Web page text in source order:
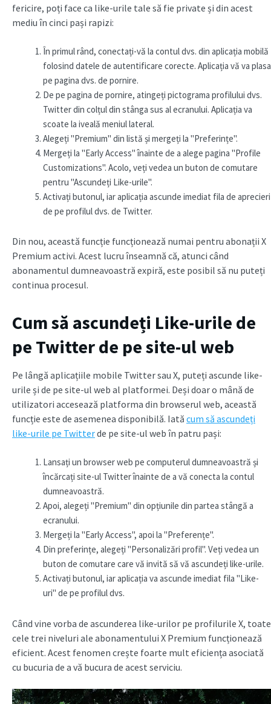
fericire, poți face ca like-urile tale să fie private și din acest
mediu în cinci pași rapizi:
În primul rând, conectați-vă la contul dvs. din aplicația mobilă
folosind datele de autentificare corecte. Aplicația vă va plasa
pe pagina dvs. de pornire.
De pe pagina de pornire, atingeți pictograma profilului dvs.
Twitter din colțul din stânga sus al ecranului. Aplicația va
scoate la iveală meniul lateral.
Alegeți "Premium" din listă și mergeți la "Preferințe".
Mergeți la "Early Access" înainte de a alege pagina "Profile
Customizations". Acolo, veți vedea un buton de comutare
pentru "Ascundeți Like-urile".
Activați butonul, iar aplicația ascunde imediat fila de aprecieri
de pe profilul dvs. de Twitter.
Din nou, această funcție funcționează numai pentru abonații X
Premium activi. Acest lucru înseamnă că, atunci când
abonamentul dumneavoastră expiră, este posibil să nu puteți
continua procesul.
Cum să ascundeți Like-urile de
pe Twitter de pe site-ul web
Pe lângă aplicațiile mobile Twitter sau X, puteți ascunde like-
urile și de pe site-ul web al platformei. Deși doar o mână de
utilizatori accesează platforma din browserul web, această
funcție este de asemenea disponibilă. Iată cum să ascundeți
like-urile pe Twitterde pe site-ul web în patru pași:
Lansați un browser web pe computerul dumneavoastră și
încărcați site-ul Twitter înainte de a vă conecta la contul
dumneavoastră.
Apoi, alegeți "Premium" din opțiunile din partea stângă a
ecranului.
Mergeți la "Early Access", apoi la "Preferențe".
Din preferințe, alegeți "Personalizări profil". Veți vedea un
buton de comutare care vă invită să vă ascundeți like-urile.
Activați butonul, iar aplicația va ascunde imediat fila "Like-
uri" de pe profilul dvs.
Când vine vorba de ascunderea like-urilor pe profilurile X, toate
cele trei niveluri ale abonamentului X Premium funcționează
eficient. Acest fenomen crește foarte mult eficiența asociată
cu bucuria de a vă bucura de acest serviciu.